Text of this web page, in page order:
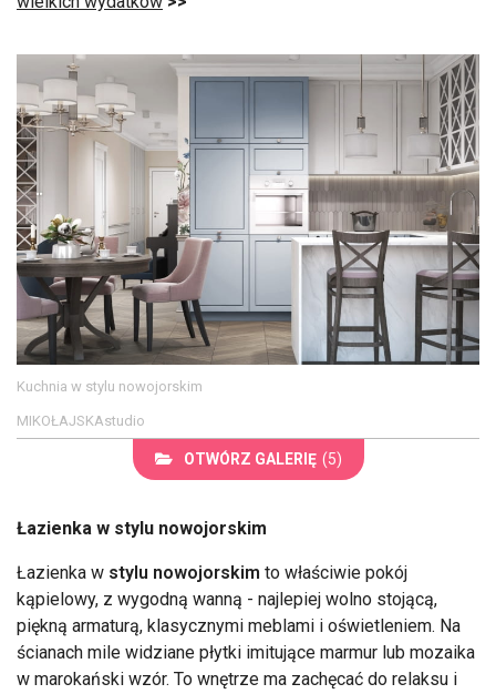
Kuchnia w stylu nowojorskim
MIKOŁAJSKAstudio
OTWÓRZ GALERIĘ (5)
Łazienka w stylu nowojorskim
Łazienka w stylu nowojorskim to właściwie pokój
kąpielowy, z wygodną wanną - najlepiej wolno stojącą,
piękną armaturą, klasycznymi meblami i oświetleniem. Na
ścianach mile widziane płytki imitujące marmur lub mozaika
w marokański wzór. To wnętrze ma zachęcać do relaksu i